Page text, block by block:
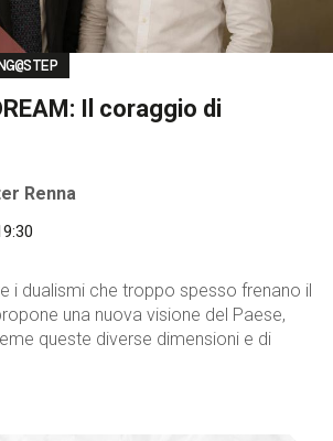
Il coraggio di
Renna
i dualismi che troppo spesso frenano il
una nuova visione del Paese,
queste diverse dimensioni e di